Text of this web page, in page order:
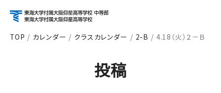
TOP カレンダー クラスカレンダー 2-B 4.18（火）２－Ｂ
投稿